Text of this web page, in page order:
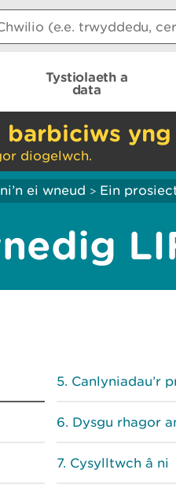
Tystiolaeth a
data
barbiciws
diogelwch.
ei wneud > Ein
Canlyniadau’r
Dysgu rhagor
Cysylltwch â ni